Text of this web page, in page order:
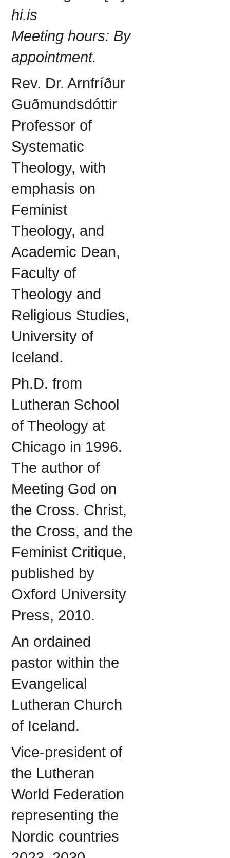
hi.is
Meeting hours: By
appointment.
Rev. Dr. Arnfríður
Guðmundsdóttir
Professor of
Systematic
Theology, with
emphasis on
Feminist
Theology, and
Academic Dean,
Faculty of
Theology and
Religious Studies,
University of
Iceland.
Ph.D. from
Lutheran School
of Theology at
Chicago in 1996.
The author of
Meeting God on
the Cross. Christ,
the Cross, and the
Feminist Critique,
published by
Oxford University
Press, 2010.
An ordained
pastor within the
Evangelical
Lutheran Church
of Iceland.
Vice-president of
the Lutheran
World Federation
representing the
Nordic countries